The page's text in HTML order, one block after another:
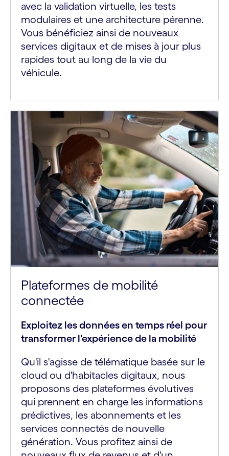
avec la validation virtuelle, les tests
modulaires et une architecture pérenne.
Vous bénéficiez ainsi de nouveaux
services digitaux et de mises à jour plus
rapides tout au long de la vie du
véhicule.
Plateformes de mobilité
connectée
Exploitez les données en temps réel pour
transformer l'expérience de la mobilité
Qu'il s'agisse de télématique basée sur le
cloud ou d'habitacles digitaux, nous
proposons des plateformes évolutives
qui prennent en charge les informations
prédictives, les abonnements et les
services connectés de nouvelle
génération. Vous profitez ainsi de